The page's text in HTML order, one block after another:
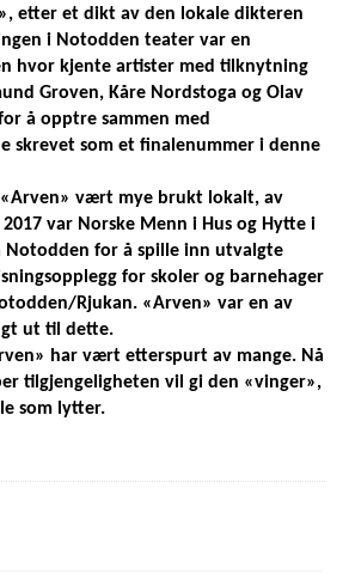
etter et dikt av den lokale dikteren
i Notodden teater var en
hvor kjente artister med tilknytning
Groven, Kåre Nordstoga og Olav
å opptre sammen med
skrevet som et finalenummer i denne
«Arven» vært mye brukt lokalt, av
var Norske Menn i Hus og Hytte i
Notodden for å spille inn utvalgte
for skoler og barnehager
Rjukan. «Arven» var en av
ut til dette.
har vært etterspurt av mange. Nå
tilgjengeligheten vil gi den «vinger»,
som lytter.